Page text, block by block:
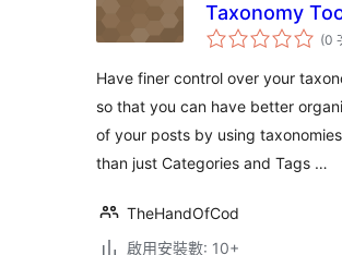
Taxonomy
(0
Have finer control over your
so that you can have better
of your posts by using
than just Categories and Tags …
TheHandOfCod
啟用安裝數: 10+